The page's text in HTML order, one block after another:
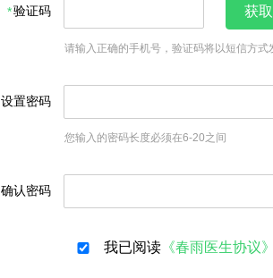
验证码 获
请输入正确的手机号，验证码将以短信方式
设置密码
您输入的密码长度必须在6-20之间
确认密码
我已阅读 《春雨医生协议